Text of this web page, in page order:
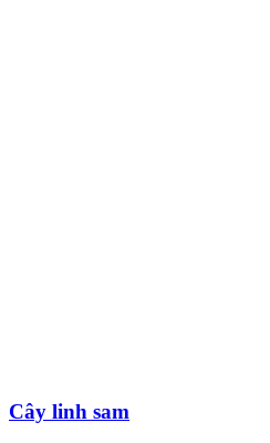
Cây linh sam